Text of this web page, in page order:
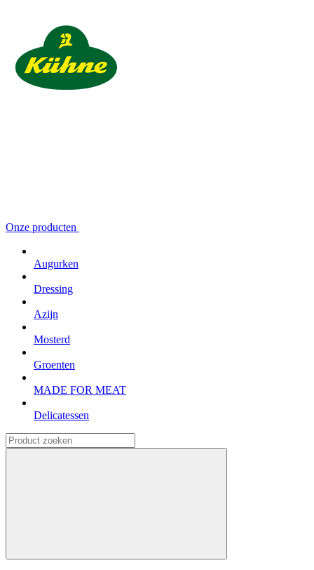
Onze producten
Augurken
Dressing
Azijn
Mosterd
Groenten
MADE FOR MEAT
Delicatessen